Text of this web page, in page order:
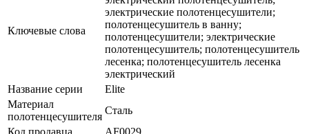
Ключевые слова
электрические полотенцесушители;
полотенцесушитель в ванну;
полотенцесушители; электрические
полотенцесушитель; полотенцесушитель
лесенка; полотенцесушитель лесенка
электрический
Название серии
Elite
Материал
полотенцесушителя
Сталь
Код продавца
AF0029